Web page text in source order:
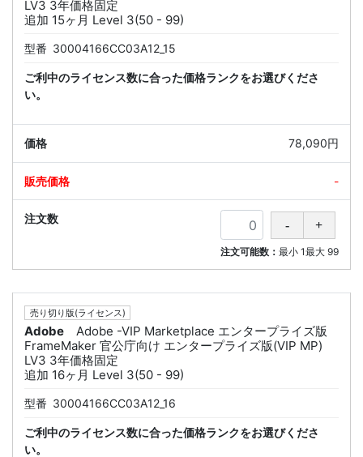
LV3 3年価格固定
追加 15ヶ月 Level 3(50 - 99)
型番 30004166CC03A12_15
ご利中のライセンス数に合った価格ランクをお選びくださ
い。
78,090円
-
注文可能数： 最小 1最大 99
売り切り版(ライセンス)
Adobe
Adobe -VIP Marketplace エンタープライズ版
FrameMaker 官公庁向け エンタープライズ版(VIP MP)
LV3 3年価格固定
追加 16ヶ月 Level 3(50 - 99)
型番 30004166CC03A12_16
ご利中のライセンス数に合った価格ランクをお選びくださ
い。